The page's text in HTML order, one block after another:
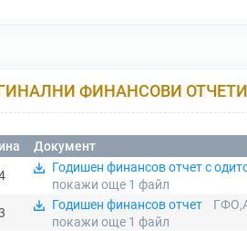
ФИНАНСОВИ ОТЧЕТИ
Документ
Годишен финансов отчет с
покажи още 1 файл
Годишен финансов отчет
покажи още 1 файл